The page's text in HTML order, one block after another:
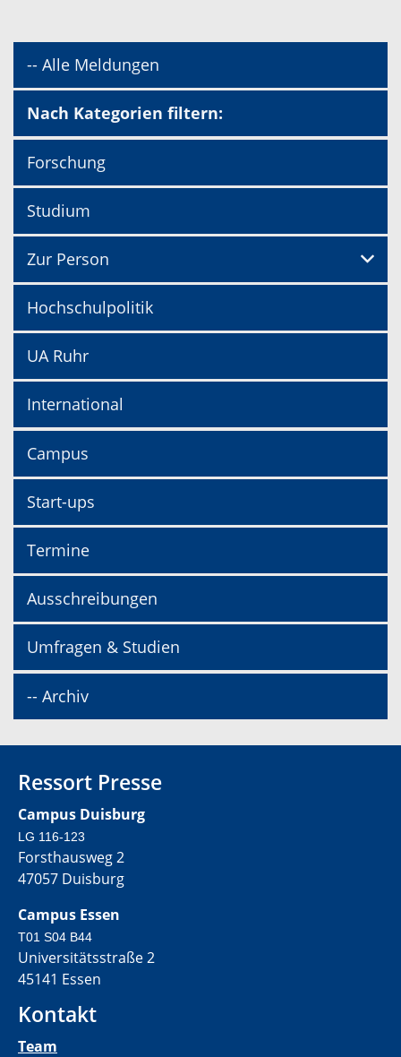
-- Alle Meldungen
Nach Kategorien filtern:
Forschung
Studium
Zur Person
Hochschulpolitik
UA Ruhr
International
Campus
Start-ups
Termine
Ausschreibungen
Umfragen & Studien
-- Archiv
Ressort Presse
Campus Duisburg
LG 116-123
Forsthausweg 2
47057 Duisburg
Campus Essen
T01 S04 B44
Universitätsstraße 2
45141 Essen
Kontakt
Team